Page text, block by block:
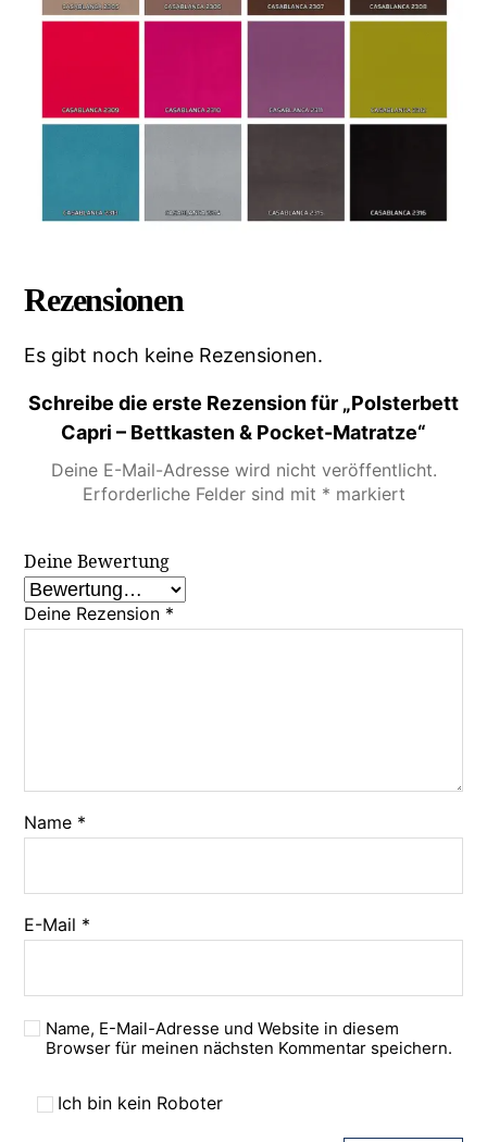
Rezensionen
Es gibt noch keine Rezensionen.
Schreibe die erste Rezension für „Polsterbett
Capri – Bettkasten & Pocket-Matratze“
Deine E-Mail-Adresse wird nicht veröffentlicht.
Erforderliche Felder sind mit * markiert
Deine Bewertung
Deine Rezension *
Name *
E-Mail *
Name, E-Mail-Adresse und Website in diesem
Browser für meinen nächsten Kommentar speichern.
Ich bin kein Roboter